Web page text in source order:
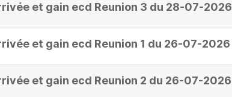
et gain ecd Reunion 3 du 28-07-2026
et gain ecd Reunion 1 du 26-07-2026
et gain ecd Reunion 2 du 26-07-2026